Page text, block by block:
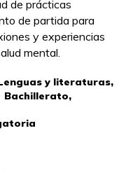
de prácticas
de partida para
y experiencias
mental.
y literaturas,
Bachillerato,